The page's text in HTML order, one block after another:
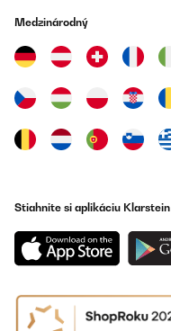
Medzinárodný
Stiahnite si aplikáciu Klarstein